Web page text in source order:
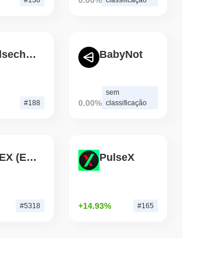
Após Ataques de IA
Pulsechain
#188
BabyNot
0.00%
sem
classificação
eHEX (Ethereum)
#5318
PulseX
+14.93% #165